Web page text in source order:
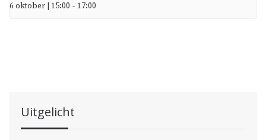
6 oktober | 15:00 - 17:00
Uitgelicht